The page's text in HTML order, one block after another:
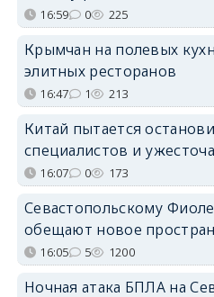
16:59 0 225
Крымчан на полевых
элитных ресторанов
16:47 1 213
Китай пытается
специалистов и
16:07 0 173
Севастопольскому
обещают новое
16:05 5 1200
Ночная атака БПЛА на